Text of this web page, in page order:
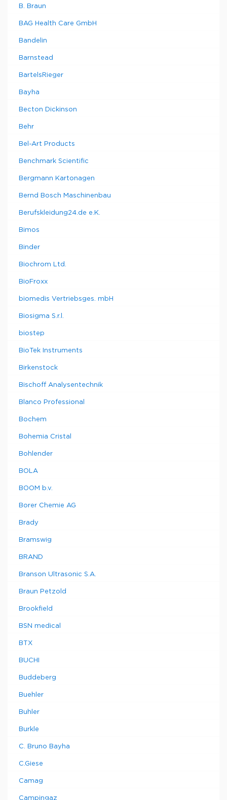
B. Braun
BAG Health Care GmbH
Bandelin
Barnstead
BartelsRieger
Bayha
Becton Dickinson
Behr
Bel-Art Products
Benchmark Scientific
Bergmann Kartonagen
Bernd Bosch Maschinenbau
Berufskleidung24.de e.K.
Bimos
Binder
Biochrom Ltd.
BioFroxx
biomedis Vertriebsges. mbH
Biosigma S.r.l.
biostep
BioTek Instruments
Birkenstock
Bischoff Analysentechnik
Blanco Professional
Bochem
Bohemia Cristal
Bohlender
BOLA
BOOM b.v.
Borer Chemie AG
Brady
Bramswig
BRAND
Branson Ultrasonic S.A.
Braun Petzold
Brookfield
BSN medical
BTX
BUCHI
Buddeberg
Buehler
Buhler
Burkle
C. Bruno Bayha
C.Giese
Camag
Campingaz